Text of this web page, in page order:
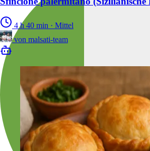
4 h 40 min · Mittel
von malsati-team